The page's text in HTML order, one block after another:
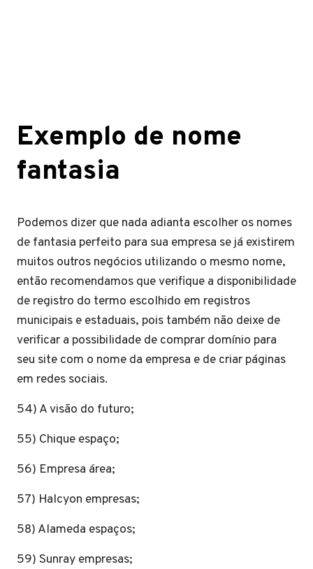
Exemplo de nome
fantasia
Podemos dizer que nada adianta escolher os nomes
de fantasia perfeito para sua empresa se já existirem
muitos outros negócios utilizando o mesmo nome,
então recomendamos que verifique a disponibilidade
de registro do termo escolhido em registros
municipais e estaduais, pois também não deixe de
verificar a possibilidade de comprar domínio para
seu site com o nome da empresa e de criar páginas
em redes sociais.
54) A visão do futuro;
55) Chique espaço;
56) Empresa área;
57) Halcyon empresas;
58) Alameda espaços;
59) Sunray empresas;